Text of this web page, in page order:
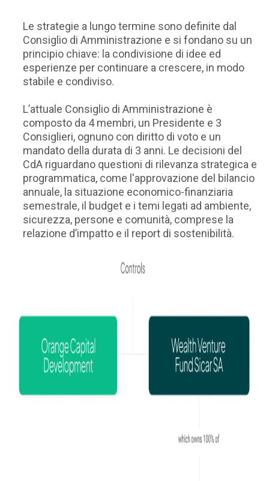
Le strategie a lungo termine sono definite dal
Consiglio di Amministrazione e si fondano su un
principio chiave: la condivisione di idee ed
esperienze per continuare a crescere, in modo
stabile e condiviso.
L’attuale Consiglio di Amministrazione è
composto da 4 membri, un Presidente e 3
Consiglieri, ognuno con diritto di voto e un
mandato della durata di 3 anni. Le decisioni del
CdA riguardano questioni di rilevanza strategica e
programmatica, come l'approvazione del bilancio
annuale, la situazione economico-finanziaria
semestrale, il budget e i temi legati ad ambiente,
sicurezza, persone e comunità, comprese la
relazione d’impatto e il report di sostenibilità.